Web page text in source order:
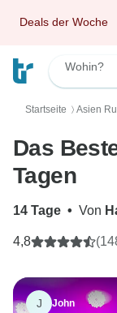
Deals der Woche
Wohin?
Startseite 〉 Asien
Das
Tagen
14 Tage • Von
4,8
J John